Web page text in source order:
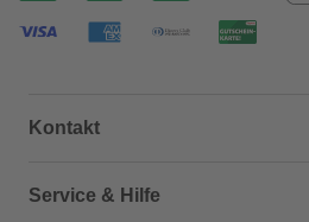
Kontakt
Dein Kontakt zu uns
Service & Hilfe